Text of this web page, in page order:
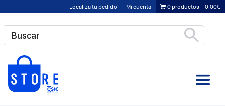
contenido
Localiza tu pedido Mi cuenta 0 productos 0.00€